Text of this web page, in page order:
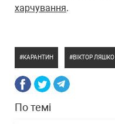
харчування.
КАРАНТИН ВІКТОР ЛЯШКО
По темі